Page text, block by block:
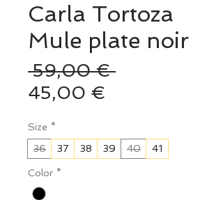
Carla Tortoza
Mule plate noir
59,00 € Prix
45,00 €
Size *
36
37 38 39 40 41
Color *